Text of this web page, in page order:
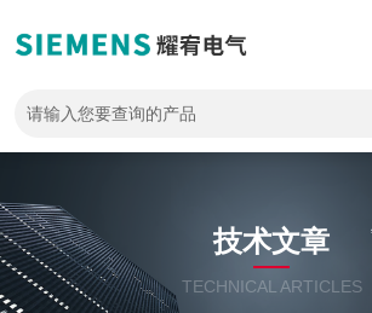
技术文章
TECHNICAL ARTICLES